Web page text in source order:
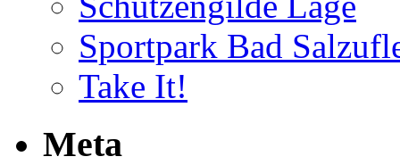
Sportpark Bad
Take It!
Meta